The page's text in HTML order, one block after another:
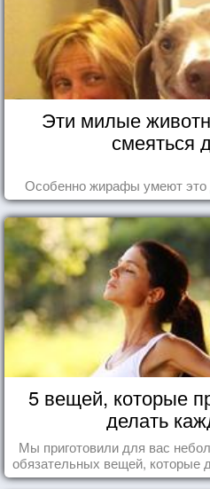
Эти милые
смеяться
Особенно жирафы умеют это
5 вещей, которые
делать
Мы приготовили для вас
обязательных вещей, которые